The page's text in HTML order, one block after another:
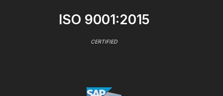
ISO 9001:2015
CERTIFIED